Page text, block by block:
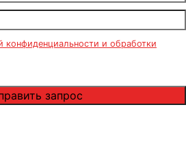
конфиденциальности и обработки